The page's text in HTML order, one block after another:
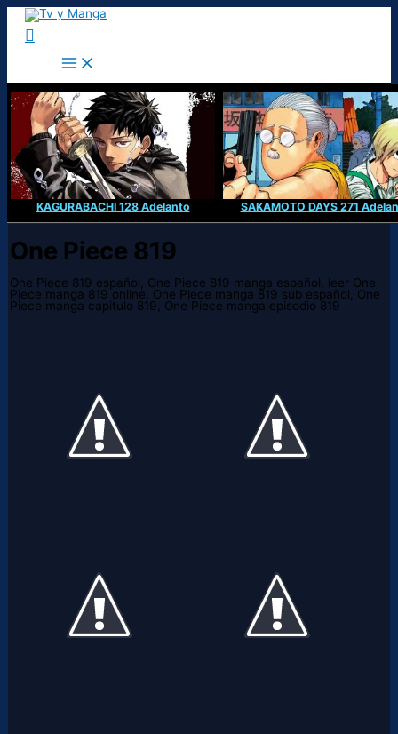
Ir
contenido
Buscar
KAGURABACHI 128 Adelanto SAKAMOTO DAYS 271
One Piece 819
One Piece 819 español, One Piece 819 manga español, leer One
Piece manga 819 online, One Piece manga 819 sub español, One
Piece manga capitulo 819, One Piece manga episodio 819